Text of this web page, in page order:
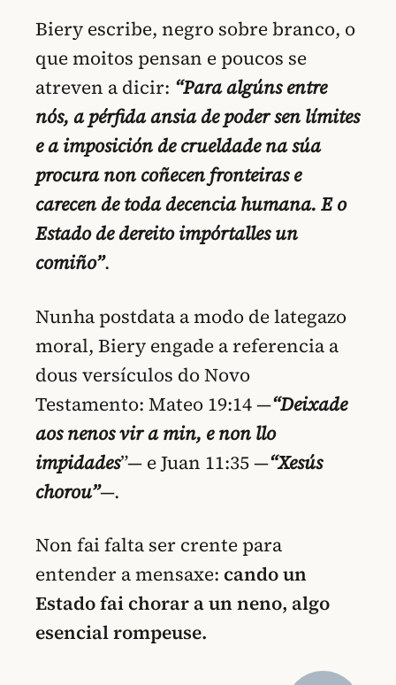
Biery escribe, negro sobre branco, o
que moitos pensan e poucos se
atreven a dicir: “Para algúns entre
nós, a pérfida ansia de poder sen límites
e a imposición de crueldade na súa
procura non coñecen fronteiras e
carecen de toda decencia humana. E o
Estado de dereito impórtalles un
comiño”.
Nunha postdata a modo de lategazo
moral, Biery engade a referencia a
dous versículos do Novo
Testamento: Mateo 19:14 —“Deixade
aos nenos vir a min, e non llo
impidades”— e Juan 11:35 —“Xesús
chorou”—.
Non fai falta ser crente para
entender a mensaxe: cando un
Estado fai chorar a un neno, algo
esencial rompeuse.